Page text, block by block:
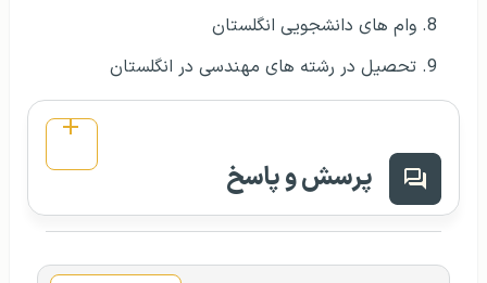
وام‌ های دانشجویی انگلستان
تحصیل در رشته‌ های مهندسی در انگلستان
پرسش و پاسخ